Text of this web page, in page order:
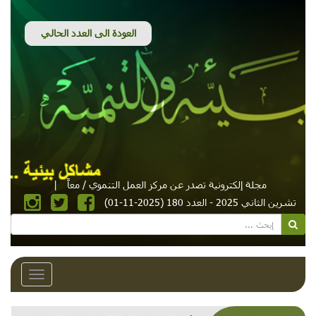
مجلة إلكترونية تصدر عن مركز العمل التنموي / معاً
|
تشرين الثاني 2025 - العدد 180 (2025-11-01)
Toggle